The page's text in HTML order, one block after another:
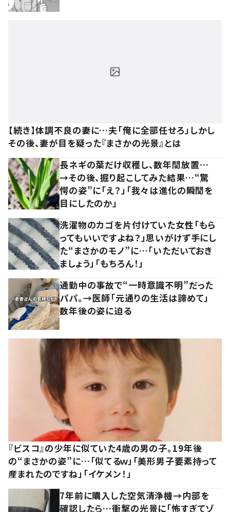
【続き】体調不良の妻に…夫「俺に全部任せろ」しかし
その後、妻が目を疑った『まさかの光景』とは
長ネギの葉だけ収穫し、数年間放置…
→その後、掘り起こしてみた結果…“驚
愕の姿”に「え？」「我々は進化の瞬間を
目にしたのか」
洗濯物のカゴを片付けていた女性「もら
ってもいいですよね？」思いがけず手にし
た“まさかのモノ”に…「いただいておき
ましょう」「もちろん！」
通勤中の事故で“一時意識不明”だった
パパ。→医師「元通りの生活は諦めて」
数年後の姿に迫る
『ビスコ』の少年に似ていた4歳の男の子。19年後
の“まさかの姿”に…「似てるｗ」「美形男子要素持って
産まれたのですね」「イケメン！」
7年前に購入した空気清浄機→内部を
確認したら…衝撃の光景に「怖すぎてゾ